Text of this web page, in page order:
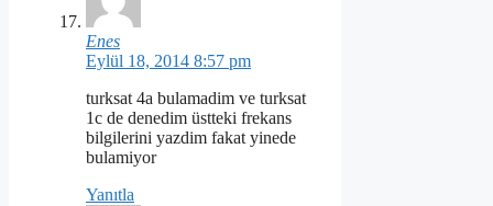
Enes
Eylül 18, 2014 8:57 pm
turksat 4a bulamadim ve turksat
1c de denedim üstteki frekans
bilgilerini yazdim fakat yinede
bulamiyor
Yanıtla